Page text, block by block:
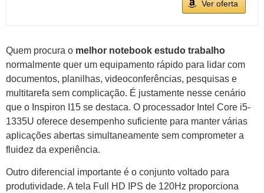
Ver oferta
Quem procura o melhor notebook estudo trabalho
normalmente quer um equipamento rápido para lidar com
documentos, planilhas, videoconferências, pesquisas e
multitarefa sem complicação. É justamente nesse cenário
que o Inspiron I15 se destaca. O processador Intel Core i5-
1335U oferece desempenho suficiente para manter várias
aplicações abertas simultaneamente sem comprometer a
fluidez da experiência.
Outro diferencial importante é o conjunto voltado para
produtividade. A tela Full HD IPS de 120Hz proporciona